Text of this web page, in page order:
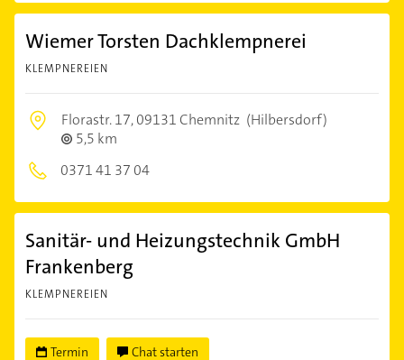
Wiemer Torsten Dachklempnerei
KLEMPNEREIEN
Florastr. 17,09131 Chemnitz (Hilbersdorf)
5,5 km
0371 41 37 04
Sanitär- und Heizungstechnik GmbH
Frankenberg
KLEMPNEREIEN
Termin Chat starten